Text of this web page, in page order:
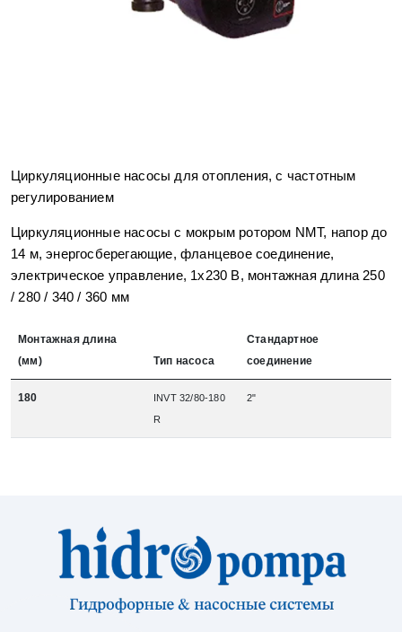
Циркуляционные насосы для отопления, с частотным
регулированием
Циркуляционные насосы с мокрым ротором NMT, напор до
14 м, энергосберегающие, фланцевое соединение,
электрическое управление, 1x230 В, монтажная длина 250
/ 280 / 340 / 360 мм
Монтажная длина
(мм)
Тип насоса
Стандартное
соединение
180
INVT 32/80-180
R
2"